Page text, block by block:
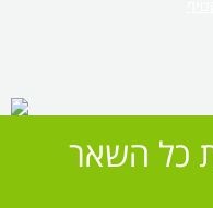
כל השאר